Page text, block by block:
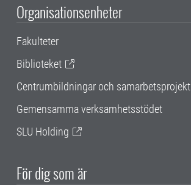
Organisationsenheter
Fakulteter
Biblioteket
Centrumbildningar och samarbetsprojekt
Gemensamma verksamhetsstödet
SLU Holding
För dig som är